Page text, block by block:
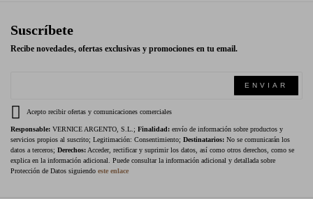
Suscríbete
Recibe novedades, ofertas exclusivas y promociones en tu email.
ENVIAR
Acepto recibir ofertas y comunicaciones comerciales
Responsable: VERNICE ARGENTO, S.L.; Finalidad: envío de información sobre productos y
servicios propios al suscrito; Legitimación: Consentimiento; Destinatarios: No se comunicarán los
datos a terceros; Derechos: Acceder, rectificar y suprimir los datos, así como otros derechos, como se
explica en la información adicional. Puede consultar la información adicional y detallada sobre
Protección de Datos siguiendo este enlace